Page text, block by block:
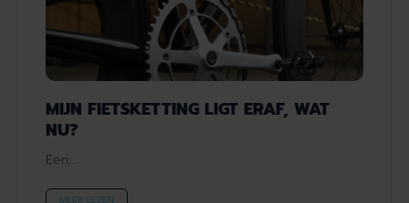
MIJN FIETSKETTING LIGT ERAF, WAT
NU?
Een...
MEER LEZEN